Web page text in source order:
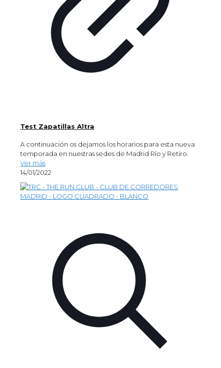
Test Zapatillas Altra
A continuación os dejamos los horarios para esta nueva
temporada en nuestras sedes de Madrid Río y Retiro.
Ver más
14/01/2022